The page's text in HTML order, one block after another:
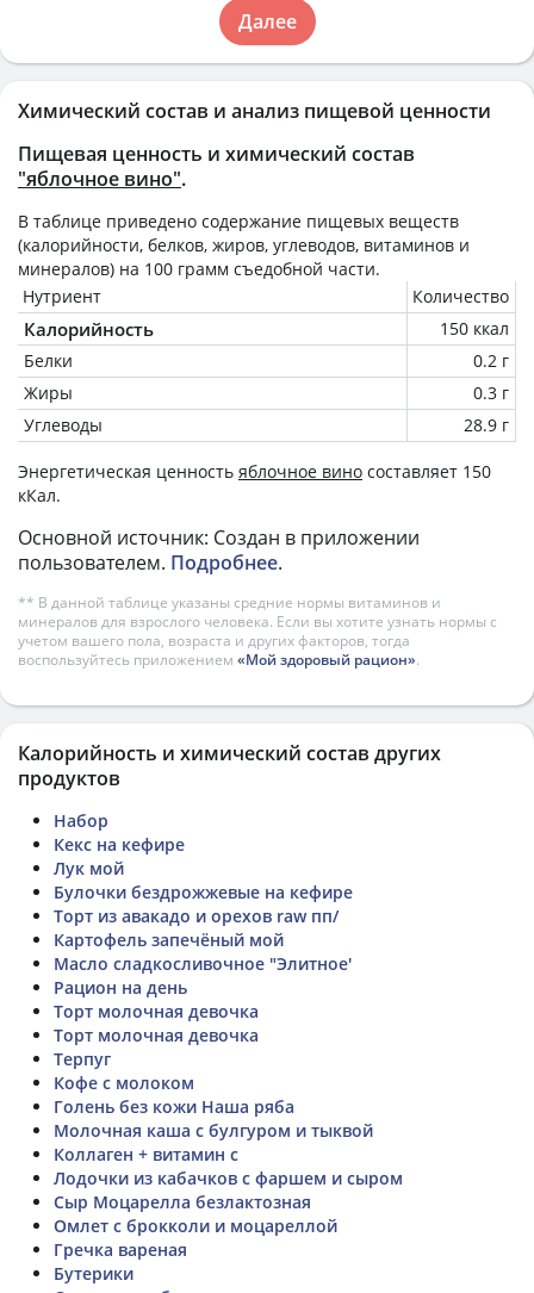
Химический состав и анализ пищевой ценности
Пищевая ценность и химический состав
"яблочное вино".
В таблице приведено содержание пищевых веществ
(калорийности, белков, жиров, углеводов, витаминов и
минералов) на 100 грамм съедобной части.
Нутриент
Количество
Калорийность
150 ккал
Белки
0.2 г
Жиры
0.3 г
Углеводы
28.9 г
Энергетическая ценность яблочное вино составляет 150
кКал.
Основной источник: Создан в приложении
пользователем. Подробнее.
** В данной таблице указаны средние нормы витаминов и
минералов для взрослого человека. Если вы хотите узнать нормы с
учетом вашего пола, возраста и других факторов, тогда
воспользуйтесь приложением «Мой здоровый рацион».
Далее
Калорийность и химический состав других
продуктов
Набор
Кекс на кефире
Лук мой
Булочки бездрожжевые на кефире
Торт из авакадо и орехов raw пп/
Картофель запечёный мой
Масло сладкосливочное "Элитное'
Рацион на день
Торт молочная девочка
Торт молочная девочка
Терпуг
Кофе с молоком
Голень без кожи Наша ряба
Молочная каша с булгуром и тыквой
Коллаген + витамин с
Лодочки из кабачков с фаршем и сыром
Сыр Моцарелла безлактозная
Омлет с брокколи и моцареллой
Гречка вареная
Бутерики